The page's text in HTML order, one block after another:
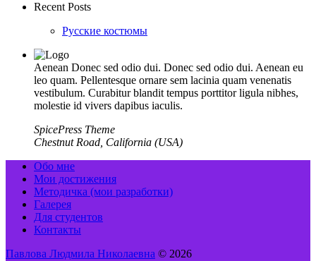
Recent Posts
Русские костюмы
Aenean Donec sed odio dui. Donec sed odio dui. Aenean eu
leo quam. Pellentesque ornare sem lacinia quam venenatis
vestibulum. Curabitur blandit tempus porttitor ligula nibhes,
molestie id vivers dapibus iaculis.
SpicePress Theme
Chestnut Road, California (USA)
Обо мне
Мои достижения
Методичка (мои разработки)
Галерея
Для студентов
Контакты
Павлова Людмила Николаевна © 2026